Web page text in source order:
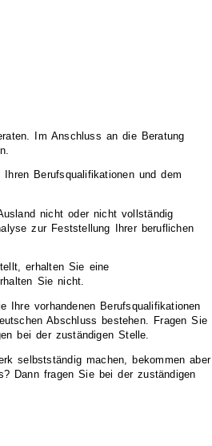
Im Anschluss an die Beratung
Berufsqualifikationen und dem
nicht oder nicht vollständig
zur Feststellung Ihrer beruflichen
erhalten Sie eine
Sie nicht.
vorhandenen Berufsqualifikationen
Abschluss bestehen. Fragen Sie
bei der zuständigen Stelle.
selbstständig machen, bekommen aber
Dann fragen Sie bei der zuständigen